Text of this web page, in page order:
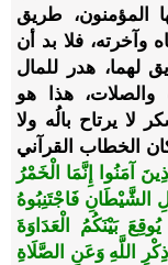
المؤمنون، طريق
وآخرته، فلا بد أن
لهما، هدر للمال
والصلات، هذا هو
يرتاح بالُه ولا
الخطاب القرآني
آمَنُوا إِنَّمَا الْخَمْرُ
فَاجْتَنِبُوهُ
بَيْنَكُمُ الْعَدَاوَةَ
اللَّهِ وَعَنِ الصَّلَاةِ